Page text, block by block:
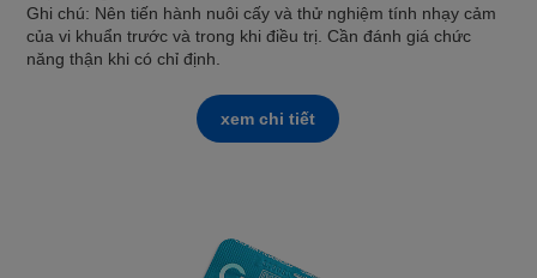
Ghi chú: Nên tiến hành nuôi cấy và thử nghiệm tính nhạy cảm
của vi khuẩn trước và trong khi điều trị. Cần đánh giá chức
năng thận khi có chỉ định.
xem chi tiết